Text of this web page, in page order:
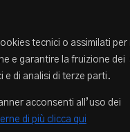
tecnici o assimilati per
e garantire la fruizione dei
e di analisi di terze parti.
acconsenti all’uso dei
di più clicca qui
Chi sono
Episodi
Blog